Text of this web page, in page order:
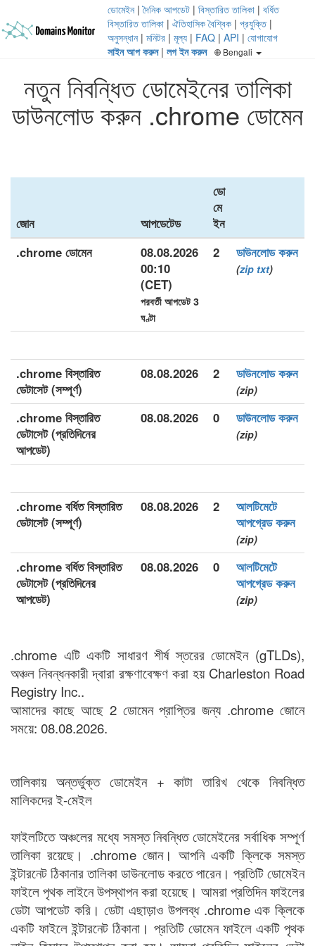
ডোমেইন|দৈনিক আপডেট | বিস্তারিত তালিকা | বর্ধিত
বিস্তারিত তালিকা | ঐতিহাসিক বৈশ্বিক | প্রযুক্তি|
অনুসন্ধান| মনিটর | মূল্য | FAQ | API | যোগাযোগ
সাইন আপ করুন| লগ ইন করুন Bengali
নতুন নিবন্ধিত ডোমেইনের তালিকা
ডাউনলোড করুন .chrome ডোমেন
জোন আপডেটেড
ডো
মে
ইন
.chrome ডোমেন
08.08.2026
00:10
(CET)
পরবর্তী আপডেট 3
ঘণ্টা
2 ডাউনলোড করুন
(zip txt)
.chrome বিস্তারিত
ডেটাসেট (সম্পূর্ণ)
08.08.2026 2 ডাউনলোড করুন
(zip)
.chrome বিস্তারিত
ডেটাসেট (প্রতিদিনের
আপডেট)
08.08.2026 0 ডাউনলোড করুন
(zip)
.chrome বর্ধিত বিস্তারিত
ডেটাসেট (সম্পূর্ণ)
08.08.2026 2
আলটিমেটে
আপগ্রেড করুন
(zip)
.chrome বর্ধিত বিস্তারিত
ডেটাসেট (প্রতিদিনের
আপডেট)
08.08.2026 0
আলটিমেটে
আপগ্রেড করুন
(zip)
.chrome এটি একটি সাধারণ শীর্ষ স্তরের ডোমেইন (gTLDs),
অঞ্চল নিবন্ধনকারী দ্বারা রক্ষণাবেক্ষণ করা হয় Charleston Road
Registry Inc..
আমাদের কাছে আছে 2 ডোমেন প্রাপ্তির জন্য .chrome জোনে
সময়ে: 08.08.2026.
তালিকায় অন্তর্ভুক্ত ডোমেইন + কাটা তারিখ থেকে নিবন্ধিত
মালিকদের ই-মেইল
ফাইলটিতে অঞ্চলের মধ্যে সমস্ত নিবন্ধিত ডোমেইনের সর্বাধিক সম্পূর্ণ
তালিকা রয়েছে। .chrome জোন। আপনি একটি ক্লিকে সমস্ত
ইন্টারনেট ঠিকানার তালিকা ডাউনলোড করতে পারেন। প্রতিটি ডোমেইন
ফাইলে পৃথক লাইনে উপস্থাপন করা হয়েছে। আমরা প্রতিদিন ফাইলের
ডেটা আপডেট করি। ডেটা এছাড়াও উপলব্ধ .chrome এক ক্লিকে
একটি ফাইলে ইন্টারনেট ঠিকানা। প্রতিটি ডোমেন ফাইলে একটি পৃথক